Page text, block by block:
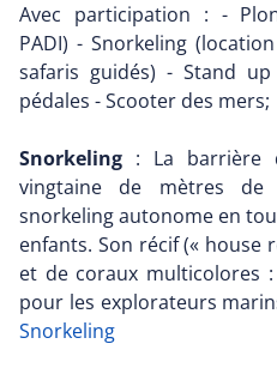
Avec participation : -
PADI) - Snorkeling
safaris guidés) - Stand
pédales - Scooter des mers;
Snorkeling : La barrière
vingtaine de mètres
snorkeling autonome en
enfants. Son récif (« house
et de coraux multicolores
pour les explorateurs
Snorkeling